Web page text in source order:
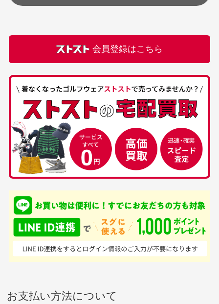
30代男性
中古ゴルフウェアの
品揃えがすごい
て、ここまでゴルフブラ
ンドの取り扱いがあるの
はすごい。 毎日たくさ
んの商品がアップされて
いるので新作チェックす
50代男性
安心して中古ウェア
を買えるお店です
ており商品を大切にして
いる感が伝わってきまし
た 「フロント部分に汚
れあり」と記載ありまし
頂きます。
カートの有効時間はありますか？
自動的にカート内の商品が削除されますのでご注意下
さい。
お気に入り機能をご利用下さい。
ある場合もございます。
経年劣化について
当店では商品の管理には細心の注意を払っておりま
すが、経年により素材の劣化やパーツの強度低下が
生じている場合がございます。
銀行振込（前払い）
※土曜、日曜、祝日は入金確認及び発送業務は致しておりま
せん。
尚、お振込み手数料はお客様ご負担となります。入金確認後
商品発送となります。
ご注文頂いてから7日以内をお振込み期限とさせ
りますのでご了承くださいませ。
申し込まれた商品と届いた商品が異なっている場合
商品説明に記載されていない汚れやダメージがある商品
の場合
会員登録はこちら
お支払い方法について